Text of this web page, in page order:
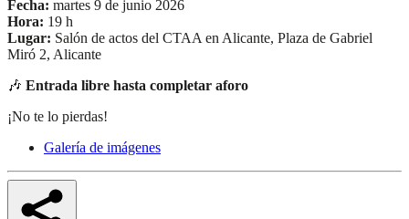
Fecha: martes 9 de junio 2026
Hora: 19 h
Lugar: Salón de actos del CTAA en Alicante, Plaza de Gabriel
Miró 2, Alicante
🎶 Entrada libre hasta completar aforo
¡No te lo pierdas!
Galería de imágenes